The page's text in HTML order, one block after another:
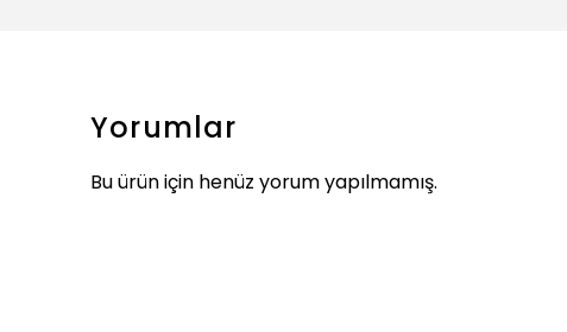
Yorumlar
Bu ürün için henüz yorum yapılmamış.